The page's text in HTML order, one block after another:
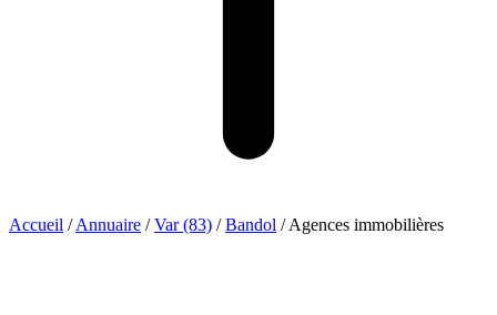
Accueil / Annuaire / Var (83) / Bandol / Agences immobilières